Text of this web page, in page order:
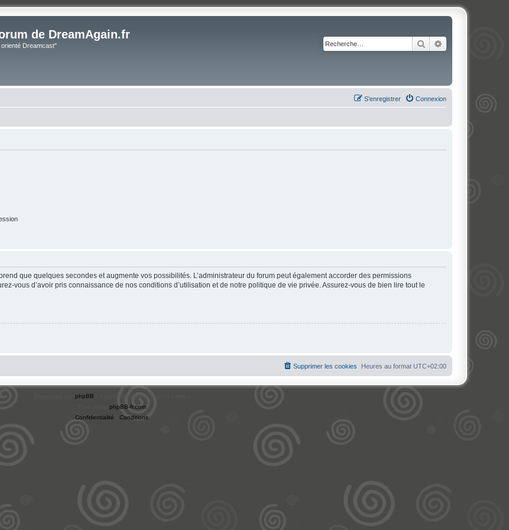
de DreamAgain.fr
Dreamcast" Rechercher
Connexion
S’enregistrer
que quelques secondes et augmente vos possibilités. L’administrateur du forum peut également accorder des permissions
vous d’avoir pris connaissance de nos conditions d’utilisation et de notre politique de vie privée. Assurez-vous de bien lire tout le
Heures au format UTC+02:00
Supprimer les cookies
phpBB
phpBB-fr.com
Confidentialité
Conditions